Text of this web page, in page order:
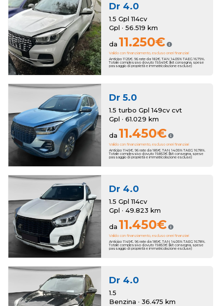
Dr 4.0
1.5 Gpl 114cv
Gpl · 56.519 km
da 11.250€
Valido con finanziamento, escluso oneri finanziari
Anticipo 1125€. 96 rate da 182€. TAN 14.05% TAEG 16.79%.
Totale complessivo dovuto 19.545€ (kit consegna, spese
passaggio di proprietà e immatricolazione escluse)
Dr 5.0
1.5 turbo Gpl 149cv cvt
Gpl · 61.029 km
da 11.450€
Valido con finanziamento, escluso oneri finanziari
Anticipo 1145€. 96 rate da 185€. TAN 14.05% TAEG 16.78%.
Totale complessivo dovuto 19.853€ (kit consegna, spese
passaggio di proprietà e immatricolazione escluse)
Dr 4.0
1.5 Gpl 114cv
Gpl · 49.823 km
da 11.450€
Valido con finanziamento, escluso oneri finanziari
Anticipo 1145€. 96 rate da 185€. TAN 14.05% TAEG 16.78%.
Totale complessivo dovuto 19.853€ (kit consegna, spese
passaggio di proprietà e immatricolazione escluse)
Dr 4.0
1.5
Benzina · 36.475 km